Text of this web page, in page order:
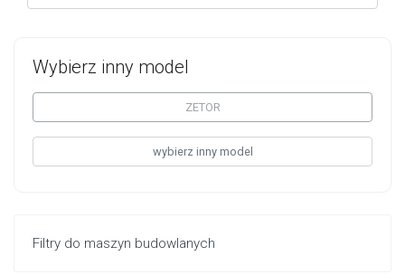
Wybierz inny model
ZETOR
wybierz inny model
Filtry do maszyn budowlanych